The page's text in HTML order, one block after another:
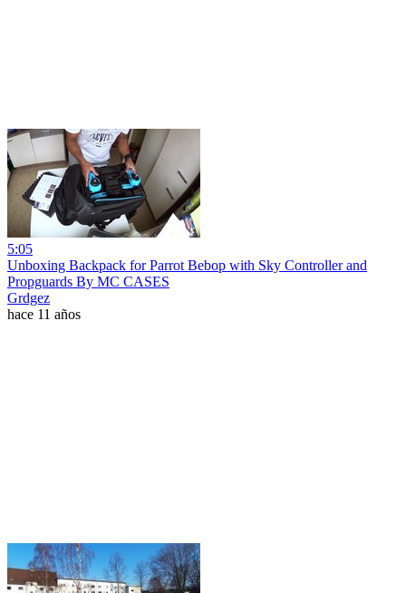
5:05
Unboxing Backpack for Parrot Bebop with Sky Controller and
Propguards By MC CASES
Grdgez
hace 11 años